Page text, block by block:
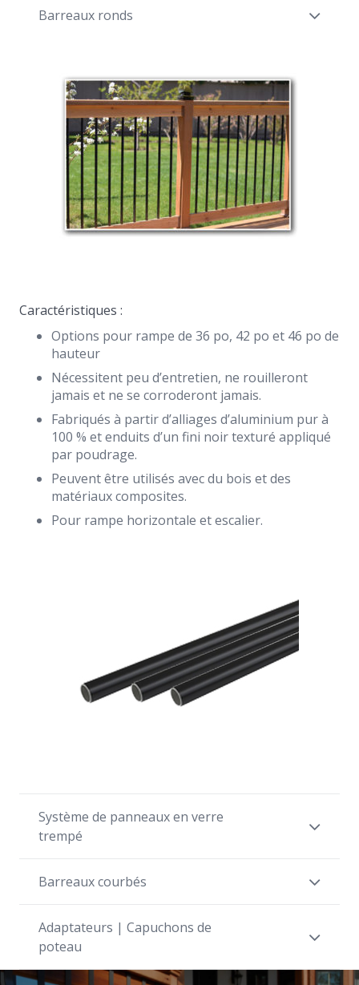
Barreaux ronds
Caractéristiques :
Options pour rampe de 36 po, 42 po et 46 po de
hauteur
Nécessitent peu d’entretien, ne rouilleront
jamais et ne se corroderont jamais.
Fabriqués à partir d’alliages d’aluminium pur à
100 % et enduits d’un fini noir texturé appliqué
par poudrage.
Peuvent être utilisés avec du bois et des
matériaux composites.
Pour rampe horizontale et escalier.
Système de panneaux en verre
trempé
Barreaux courbés
Adaptateurs | Capuchons de
poteau